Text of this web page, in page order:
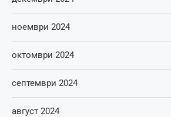
ноември 2024
октомври 2024
септември 2024
август 2024